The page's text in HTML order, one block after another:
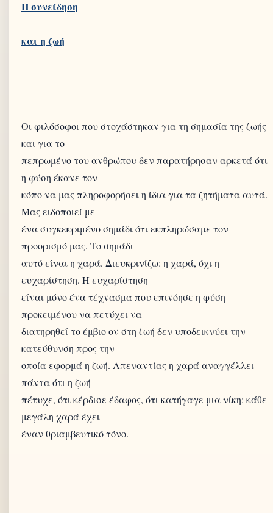
Η συνείδηση
Οι φιλόσοφοι που στοχάστηκαν για τη σημασία της ζωής
και για το
πεπρωμένο του ανθρώπου δεν παρατήρησαν αρκετά ότι
η φύση έκανε τον
κόπο να μας πληροφορήσει η ίδια για τα ζητήματα αυτά.
Μας ειδοποιεί με
ένα συγκεκριμένο σημάδι ότι εκπληρώσαμε τον
προορισμό μας. Το σημάδι
αυτό είναι η χαρά. Διευκρινίζω: η χαρά, όχι η
ευχαρίστηση. Η ευχαρίστηση
είναι μόνο ένα τέχνασμα που επινόησε η φύση
προκειμένου να πετύχει να
διατηρηθεί το έμβιο ον στη ζωή δεν υποδεικνύει την
κατεύθυνση προς την
οποία εφορμά η ζωή. Απεναντίας η χαρά αναγγέλλει
πάντα ότι η ζωή
πέτυχε, ότι κέρδισε έδαφος, ότι κατήγαγε μια νίκη: κάθε
μεγάλη χαρά έχει
έναν θριαμβευτικό τόνο.